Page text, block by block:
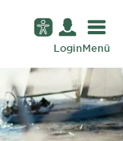
LoginMenü